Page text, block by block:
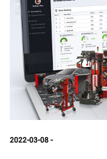
2022-03-08 -